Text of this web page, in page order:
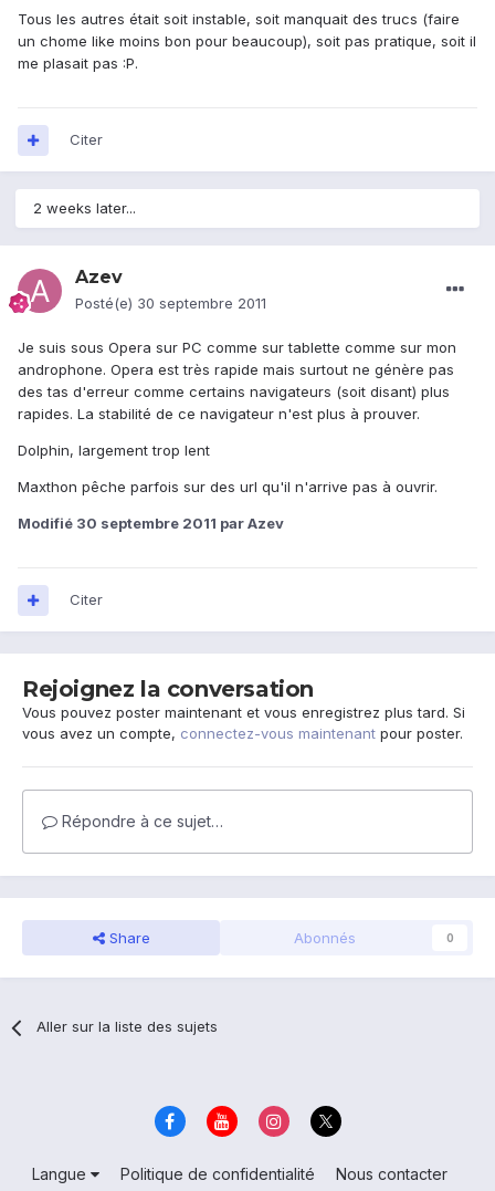
Tous les autres était soit instable, soit manquait des trucs (faire
un chome like moins bon pour beaucoup), soit pas pratique, soit il
me plasait pas :P.
Citer
2 weeks later...
Azev
Posté(e) 30 septembre 2011
Je suis sous Opera sur PC comme sur tablette comme sur mon
androphone. Opera est très rapide mais surtout ne génère pas
des tas d'erreur comme certains navigateurs (soit disant) plus
rapides. La stabilité de ce navigateur n'est plus à prouver.
Dolphin, largement trop lent
Maxthon pêche parfois sur des url qu'il n'arrive pas à ouvrir.
Modifié 30 septembre 2011 par Azev
Citer
Rejoignez la conversation
Vous pouvez poster maintenant et vous enregistrez plus tard. Si
vous avez un compte, connectez-vous maintenant pour poster.
Répondre à ce sujet…
Share Abonnés 0
Aller sur la liste des sujets
Langue Politique de confidentialité
Nous contacter